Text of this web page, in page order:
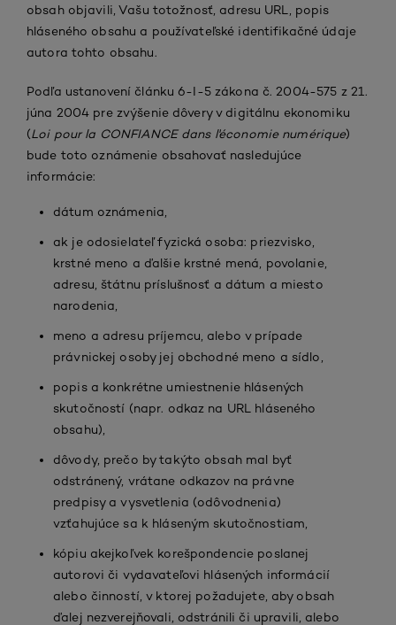
obsah objavili, Vašu totožnosť, adresu URL, popis
hláseného obsahu a používateľské identifikačné údaje
autora tohto obsahu.
Podľa ustanovení článku 6-I-5 zákona č. 2004-575 z 21.
júna 2004 pre zvýšenie dôvery v digitálnu ekonomiku
(Loi pour la CONFIANCE dans l'économie numérique)
bude toto oznámenie obsahovať nasledujúce
informácie:
dátum oznámenia,
ak je odosielateľ fyzická osoba: priezvisko,
krstné meno a ďalšie krstné mená, povolanie,
adresu, štátnu príslušnosť a dátum a miesto
narodenia,
meno a adresu príjemcu, alebo v prípade
právnickej osoby jej obchodné meno a sídlo,
popis a konkrétne umiestnenie hlásených
skutočností (napr. odkaz na URL hláseného
obsahu),
dôvody, prečo by takýto obsah mal byť
odstránený, vrátane odkazov na právne
predpisy a vysvetlenia (odôvodnenia)
vzťahujúce sa k hláseným skutočnostiam,
kópiu akejkoľvek korešpondencie poslanej
autorovi či vydavateľovi hlásených informácií
alebo činností, v ktorej požadujete, aby obsah
ďalej nezverejňovali, odstránili či upravili, alebo